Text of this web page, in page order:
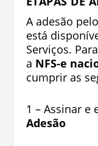
A adesão
está
Serviços.
a NFS-e
cumprir as
1 – Assinar e
Adesão